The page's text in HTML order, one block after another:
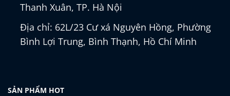
Thanh Xuân, TP. Hà Nội
Địa chỉ: 62L/23 Cư xá Nguyên Hồng, Phường
Bình Lợi Trung, Bình Thạnh, Hồ Chí Minh
SẢN PHẨM HOT